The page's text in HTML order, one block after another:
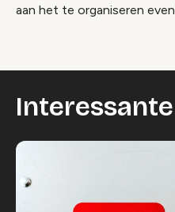
aan het te organiseren